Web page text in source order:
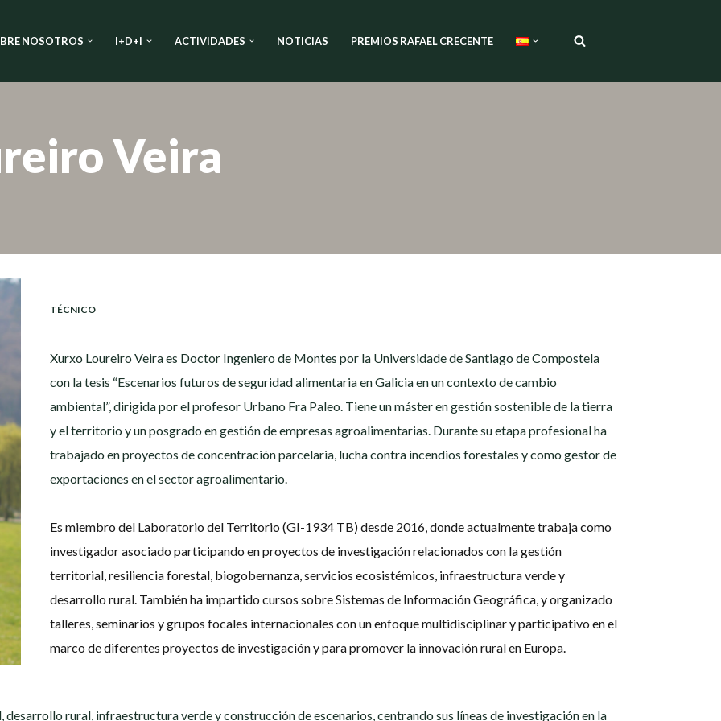
NOSOTROS I+D+I ACTIVIDADES NOTICIAS PREMIOS RAFAEL CRECENTE
Veira
TÉCNICO
Xurxo Loureiro Veira es Doctor Ingeniero de Montes por la Universidade de Santiago de Compostela
con la tesis “Escenarios futuros de seguridad alimentaria en Galicia en un contexto de cambio
ambiental”, dirigida por el profesor Urbano Fra Paleo. Tiene un máster en gestión sostenible de la tierra
y el territorio y un posgrado en gestión de empresas agroalimentarias. Durante su etapa profesional ha
trabajado en proyectos de concentración parcelaria, lucha contra incendios forestales y como gestor de
exportaciones en el sector agroalimentario.
Es miembro del Laboratorio del Territorio (GI-1934 TB) desde 2016, donde actualmente trabaja como
investigador asociado participando en proyectos de investigación relacionados con la gestión
territorial, resiliencia forestal, biogobernanza, servicios ecosistémicos, infraestructura verde y
desarrollo rural. También ha impartido cursos sobre Sistemas de Información Geográfica, y organizado
talleres, seminarios y grupos focales internacionales con un enfoque multidisciplinar y participativo en el
marco de diferentes proyectos de investigación y para promover la innovación rural en Europa.
rural, infraestructura verde y construcción de escenarios, centrando sus líneas de investigación en la